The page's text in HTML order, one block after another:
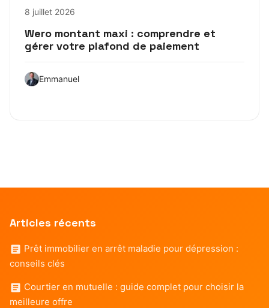
8 juillet 2026
Wero montant maxi : comprendre et
gérer votre plafond de paiement
Emmanuel
Articles récents
Prêt immobilier en arrêt maladie pour dépression :
conseils clés
Courtier en mutuelle : guide complet pour choisir la
meilleure offre